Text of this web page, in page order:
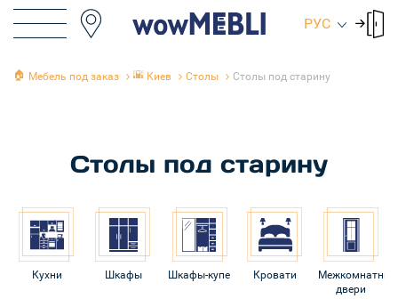
РУС
🏠 Мебель под заказ 🌇 Киев Столы Столы под старину
Столы под старину
Шкафы Шкафы-купе Кровати
Межкомнатные
Входные
двери